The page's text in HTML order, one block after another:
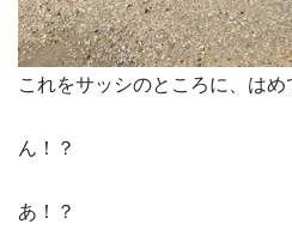
これをサッシのところに、はめ
ん！？
あ！？